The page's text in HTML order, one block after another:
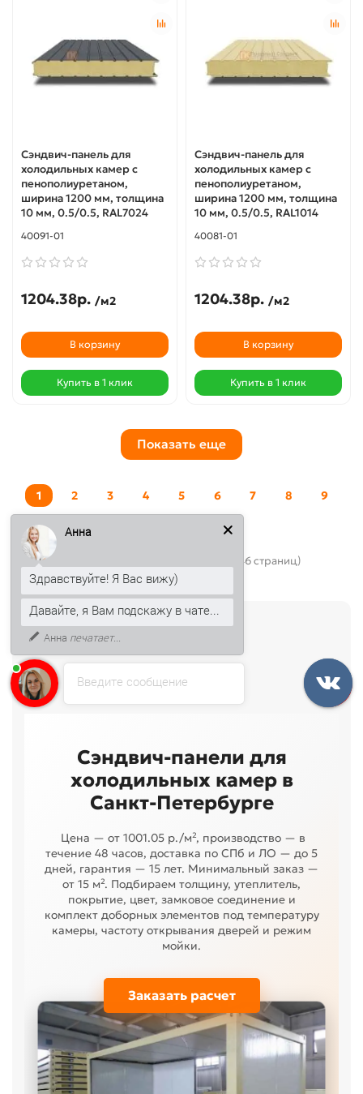
Сэндвич-панель для
холодильных камер с
пенополиуретаном,
ширина 1200 мм, толщина
10 мм, 0.5/0.5, RAL7024
40091-01
1204.38р. /м2
В корзину
Купить в 1 клик
Сэндвич-панель для
холодильных камер с
пенополиуретаном,
ширина 1200 мм, толщина
10 мм, 0.5/0.5, RAL1014
40081-01
1204.38р. /м2
В корзину
Купить в 1 клик
Показать еще
1 2 3 4 5 6 7 8 9
Показано с 1 по 36 из 1640 (всего 46 страниц)
Сэндвич-панели для
холодильных камер в
Санкт-Петербурге
Цена — от 1001.05 р./м², производство — в
течение 48 часов, доставка по СПб и ЛО — до 5
дней, гарантия — 15 лет. Минимальный заказ —
от 15 м². Подбираем толщину, утеплитель,
покрытие, цвет, замковое соединение и
комплект доборных элементов под температуру
камеры, частоту открывания дверей и режим
мойки.
Заказать расчет
Введите сообщение
Анна
Здравствуйте! Я Вас вижу)
Давайте, я Вам подскажу в чате...
Анна печатает...